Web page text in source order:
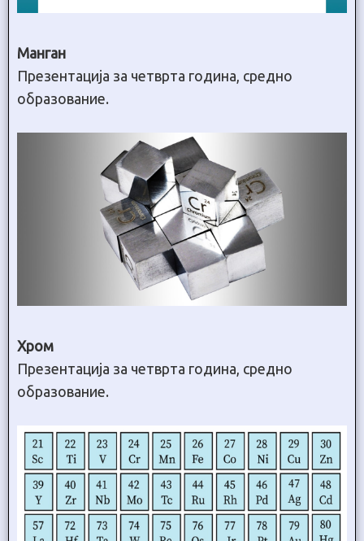
Манган
Презентација за четврта година, средно
образование.
Хром
Презентација за четврта година, средно
образование.